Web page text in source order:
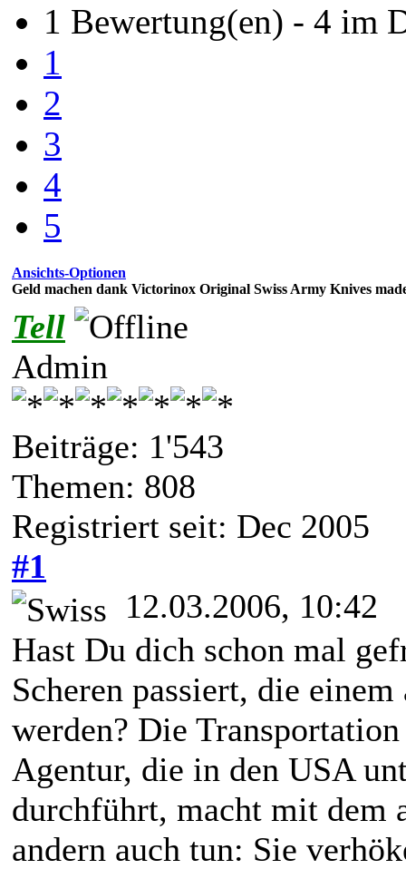
1 Bewertung(en) - 4 im
1
2
3
4
5
Ansichts-Optionen
Geld machen dank Victorinox Original Swiss Army Knives
Tell
Admin
Beiträge: 1'543
Themen: 808
Registriert seit: Dec 2005
#1
12.03.2006, 10:42
Hast Du dich schon mal
Scheren passiert, die
werden? Die
Agentur, die in den USA
durchführt, macht mit dem
andern auch tun: Sie